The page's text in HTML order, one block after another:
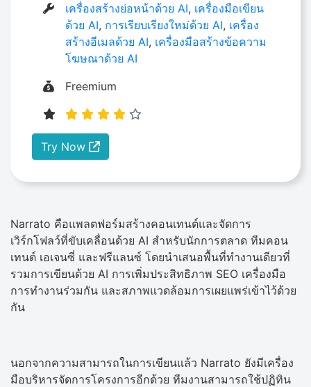
เครื่องสร้างย่อหน้าด้วย AI, เครื่องมือเขียน
ด้วย AI, การเรียบเรียงใหม่ด้วย AI, เครื่อง
สร้างอีเมลด้วย AI, เครื่องมือสร้างข้อความ
โฆษณาด้วย AI
Freemium
Try Now
Narrato คือแพลตฟอร์มสร้างคอนเทนต์และจัดการ
เวิร์กโฟลว์ที่ขับเคลื่อนด้วย AI สำหรับนักการตลาด ทีมคอน
เทนต์ เอเจนซี่ และฟรีแลนซ์ โดยนำเสนอพื้นที่ทำงานเดียวที่
รวมการเขียนด้วย AI การเพิ่มประสิทธิภาพ SEO เครื่องมือ
การทำงานร่วมกัน และสภาพแวดล้อมการเผยแพร่เข้าไว้ด้วย
กัน
นอกจากความสามารถในการเขียนแล้ว Narrato ยังมีเครื่อง
มือบริหารจัดการโครงการอีกด้วย ทีมงานสามารถใช้ปฏิทิน